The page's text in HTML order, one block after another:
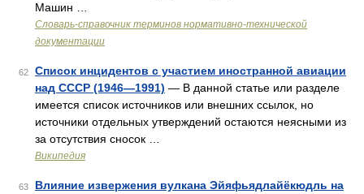
Машин …
Словарь-справочник терминов нормативно-технической
документации
62
Список инцидентов с участием иностранной авиации
над СССР (1946—1991) — В данной статье или разделе
имеется список источников или внешних ссылок, но
источники отдельных утверждений остаются неясными из
за отсутствия сносок …
Википедия
63
Влияние извержения вулкана Эйяфьядлайёкюдль на